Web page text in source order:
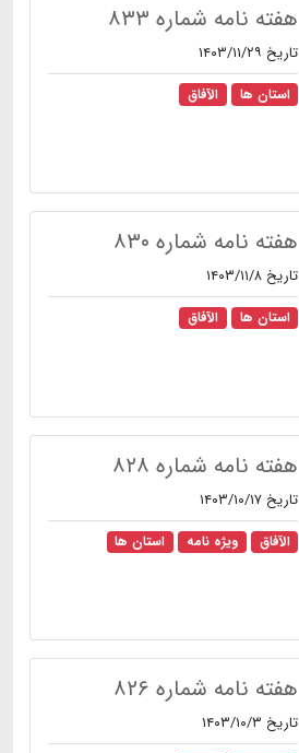
هفته نامه شماره ۸۳۳
تاریخ ۱۴۰۳/۱۱/۲۹
استان ها الآفاق
هفته نامه شماره ۸۳۰
تاریخ ۱۴۰۳/۱۱/۸
استان ها الآفاق
هفته نامه شماره ۸۲۸
تاریخ ۱۴۰۳/۱۰/۱۷
الآفاق ویژه نامه استان ها
هفته نامه شماره ۸۲۶
تاریخ ۱۴۰۳/۱۰/۳